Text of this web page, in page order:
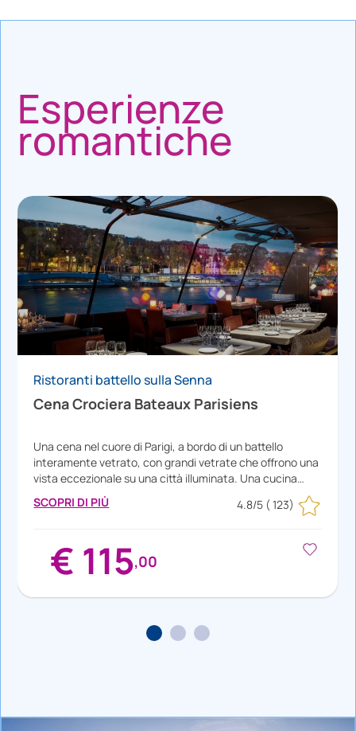
Esperienze
romantiche
Ristoranti battello sulla Senna
Cena Crociera Bateaux Parisiens
Una cena nel cuore di Parigi, a bordo di un battello
interamente vetrato, con grandi vetrate che offrono una
vista eccezionale su una città illuminata. Una cucina
raffinata tradizionale francese con un menu da 3 portate
preparato ogni giorno. Imbarco alle 19:30 ai piedi della
SCOPRI DI PIÙ 4.8/5 ( 123)
€ 115,00